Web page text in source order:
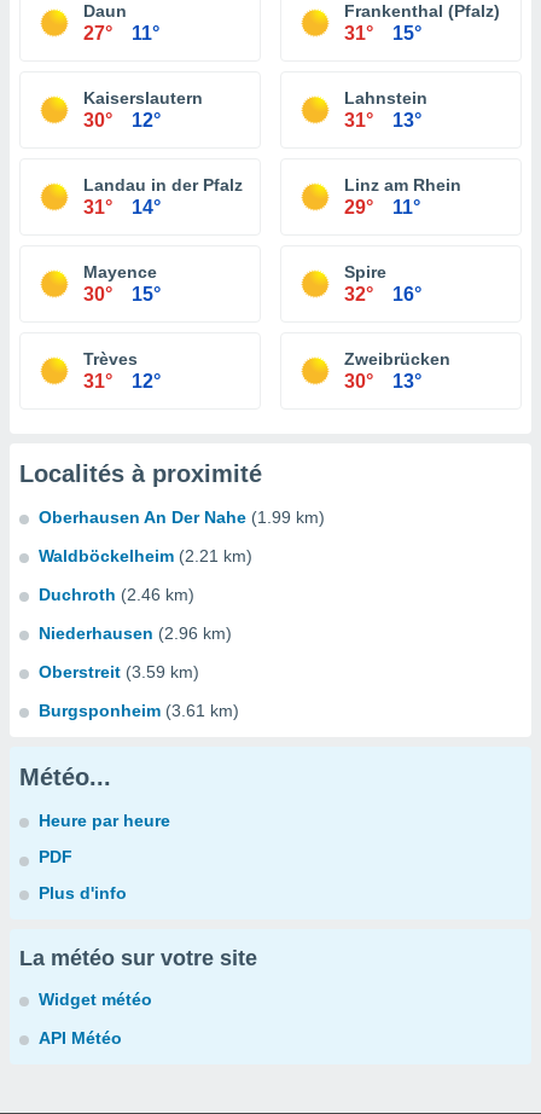
Daun
27° 11°
Frankenthal (Pfalz)
31° 15°
Kaiserslautern
30° 12°
Lahnstein
31° 13°
Landau in der Pfalz
31° 14°
Linz am Rhein
29° 11°
Mayence
30° 15°
Spire
32° 16°
Trèves
31° 12°
Zweibrücken
30° 13°
Localités à proximité
Oberhausen An Der Nahe (1.99 km)
Waldböckelheim (2.21 km)
Duchroth (2.46 km)
Niederhausen (2.96 km)
Oberstreit (3.59 km)
Burgsponheim (3.61 km)
Météo...
Heure par heure
PDF
Plus d'info
La météo sur votre site
Widget météo
API Météo